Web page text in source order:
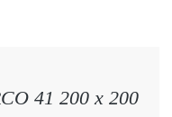
41 200 x 200